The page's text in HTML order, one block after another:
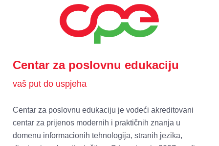
Centar za poslovnu edukaciju
vaš put do uspjeha
Centar za poslovnu edukaciju je vodeći akreditovani
centar za prijenos modernih i praktičnih znanja u
domenu informacionih tehnologija, stranih jezika,